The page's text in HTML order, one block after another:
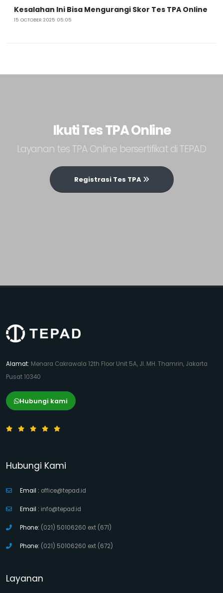
Kesalahan Ini Bisa Mengurangi Skor Tes TPA Online
15 OCTOBER 2025 05:05
Ikuti Tes TPA Online
Layanan tes TPA Online bersertifikat di TEPAD
Registrasi Tes TPA
Alamat: Menara Cakrawala 12th Floor Unit 5A, Jl. MH. Thamrin, Jakarta
Pusat 10340
Hubungi kami
Hubungi Kami
Email : office@tepad.id
Email : info@tepad.id
Phone: (021) 50106260 ext (671)
Phone: (021) 50106260 ext (672)
Layanan